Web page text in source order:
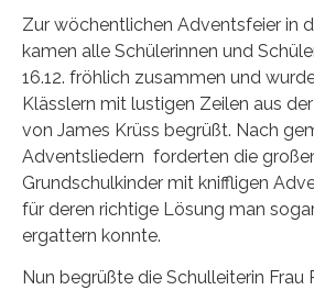
Zur wöchentlichen Adventsfeier in
kamen alle Schülerinnen und
16.12. fröhlich zusammen und
Klässlern mit lustigen Zeilen aus
von James Krüss begrüßt. Nach
Adventsliedern forderten die
Grundschulkinder mit kniffligen
für deren richtige Lösung man
ergattern konnte.
Nun begrüßte die Schulleiterin Frau